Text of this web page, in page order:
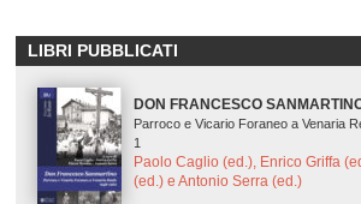
LIBRI PUBBLICATI
DON FRANCESCO
Parroco e Vicario Foraneo a Venaria
1
Paolo Caglio (ed.), Enrico Griffa
(ed.) e Antonio Serra (ed.)